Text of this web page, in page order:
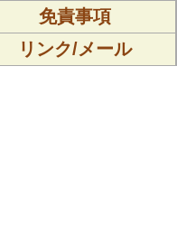
免責事項
リンク/メール